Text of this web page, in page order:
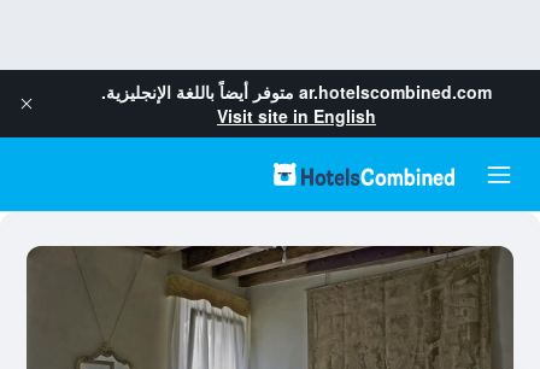
ar.hotelscombined.com متوفر أيضاً باللغة الإنجليزية.
Visit site in English